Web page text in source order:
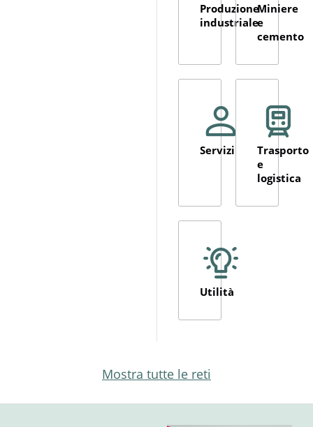
Produzione
industriale
Miniere
e
cemento
Servizi
Trasporto
e
logistica
Utilità
Mostra tutte le reti